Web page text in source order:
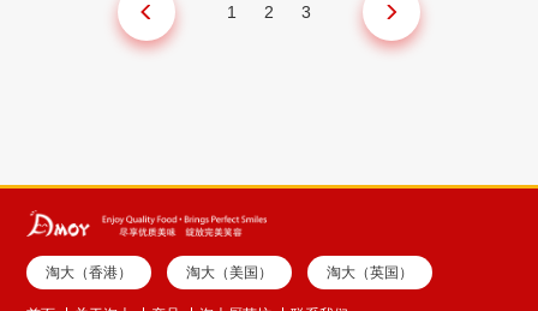
1 2 3
淘大（香港） 淘大（美国） 淘大（英国）